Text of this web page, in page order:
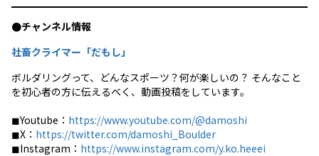
●チャンネル情報
社畜クライマー「だもし」
ボルダリングって、どんなスポーツ？何が楽しいの？ そんなこと
を初心者の方に伝えるべく、動画投稿をしています。
◼︎Youtube： https://www.youtube.com/@damoshi
◼︎X： https://twitter.com/damoshi_Boulder
◼︎Instagram： https://www.instagram.com/y.ko.heeei